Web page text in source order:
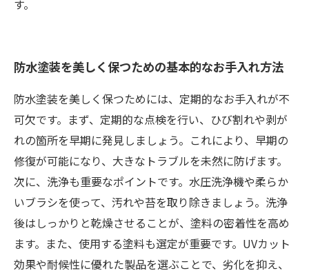
す。
防水塗装を美しく保つための基本的なお手入れ方法
防水塗装を美しく保つためには、定期的なお手入れが不
可欠です。まず、定期的な点検を行い、ひび割れや剥が
れの箇所を早期に発見しましょう。これにより、早期の
修復が可能になり、大きなトラブルを未然に防げます。
次に、洗浄も重要なポイントです。水圧洗浄機や柔らか
いブラシを使って、汚れや苔を取り除きましょう。洗浄
後はしっかりと乾燥させることが、塗料の密着性を高め
ます。また、使用する塗料も選定が重要です。UVカット
効果や耐候性に優れた製品を選ぶことで、劣化を抑え、